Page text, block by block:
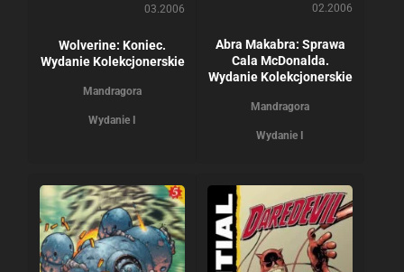
03.2006
Wolverine: Koniec.
Wydanie Kolekcjonerskie
Mandragora
Wydanie I
02.2006
Abra Makabra: Sprawa
Cala McDonalda.
Wydanie Kolekcjonerskie
Mandragora
Wydanie I